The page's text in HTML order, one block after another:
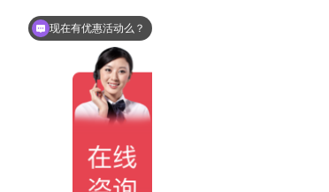
现在有优惠活动么？